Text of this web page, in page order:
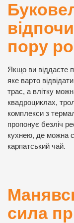
пору
Якщо ви віддаєте
яке варто
трас, а влітку
квадроциклах,
комплекси з
пропонує безліч
кухнею, де можна
карпатський чай.
сила